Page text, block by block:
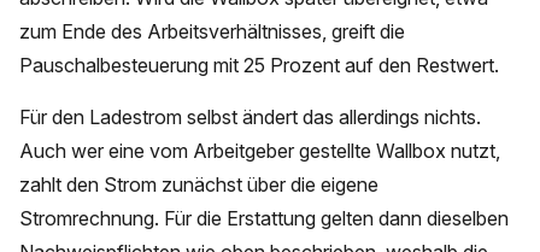
zum Ende des Arbeitsverhältnisses, greift die
Pauschalbesteuerung mit 25 Prozent auf den Restwert.
Für den Ladestrom selbst ändert das allerdings nichts.
Auch wer eine vom Arbeitgeber gestellte Wallbox nutzt,
zahlt den Strom zunächst über die eigene
Stromrechnung. Für die Erstattung gelten dann dieselben